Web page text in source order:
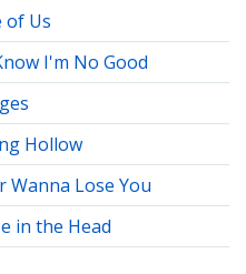
of Us
I'm No Good
Hollow
Wanna Lose You
in the Head